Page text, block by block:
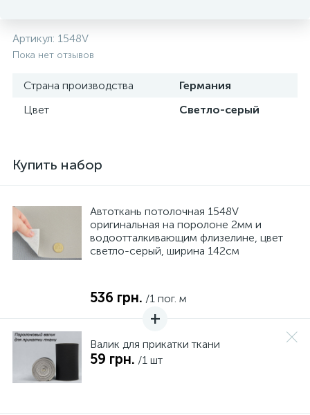
Артикул: 1548V
Пока нет отзывов
Страна производства
Германия
Цвет
Светло-серый
Купить набор
Автоткань потолочная 1548V
оригинальная на поролоне 2мм и
водоотталкивающим флизелине, цвет
светло-серый, ширина 142см
536 грн. /1 пог. м
Валик для прикатки ткани
59 грн. /1 шт